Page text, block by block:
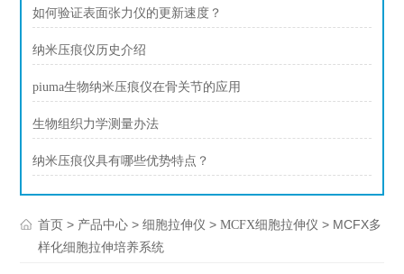
如何验证表面张力仪的更新速度？
纳米压痕仪历史介绍
piuma生物纳米压痕仪在骨关节的应用
生物组织力学测量办法
纳米压痕仪具有哪些优势特点？
首页 > 产品中心 >细胞拉伸仪 >MCFX细胞拉伸仪 > MCFX多
样化细胞拉伸培养系统